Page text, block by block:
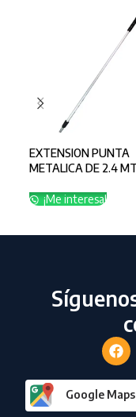
EXTENSION PUNTA
METALICA DE 2.4 MT
¡Me interesa!
Google Maps